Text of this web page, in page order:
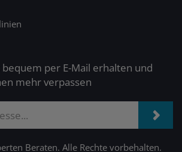
bequem per E-Mail erhalten und
mehr verpassen
Beraten. Alle Rechte vorbehalten.